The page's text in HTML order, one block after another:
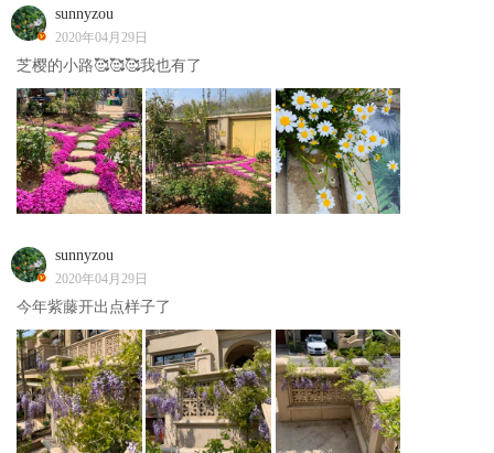
sunnyzou
2020年04月29日
芝樱的小路🥰🥰🥰我也有了
sunnyzou
2020年04月29日
今年紫藤开出点样子了